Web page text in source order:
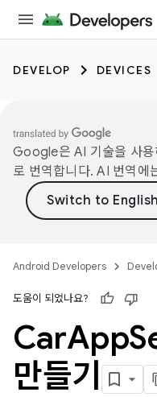
DEVELOP DEVICES
Google은 AI 기술을 사용
로 번역합니다. AI 번역에
Android Developers
도움이 되었나요?
CarApp
만들기